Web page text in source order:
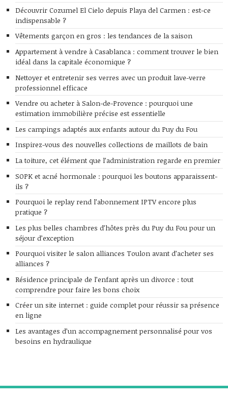
Découvrir Cozumel El Cielo depuis Playa del Carmen : est-ce
indispensable ?
Vêtements garçon en gros : les tendances de la saison
Appartement à vendre à Casablanca : comment trouver le bien
idéal dans la capitale économique ?
Nettoyer et entretenir ses verres avec un produit lave-verre
professionnel efficace
Vendre ou acheter à Salon-de-Provence : pourquoi une
estimation immobilière précise est essentielle
Les campings adaptés aux enfants autour du Puy du Fou
Inspirez-vous des nouvelles collections de maillots de bain
La toiture, cet élément que l’administration regarde en premier
SOPK et acné hormonale : pourquoi les boutons apparaissent-
ils ?
Pourquoi le replay rend l’abonnement IPTV encore plus
pratique ?
Les plus belles chambres d’hôtes près du Puy du Fou pour un
séjour d’exception
Pourquoi visiter le salon alliances Toulon avant d’acheter ses
alliances ?
Résidence principale de l’enfant après un divorce : tout
comprendre pour faire les bons choix
Créer un site internet : guide complet pour réussir sa présence
en ligne
Les avantages d’un accompagnement personnalisé pour vos
besoins en hydraulique